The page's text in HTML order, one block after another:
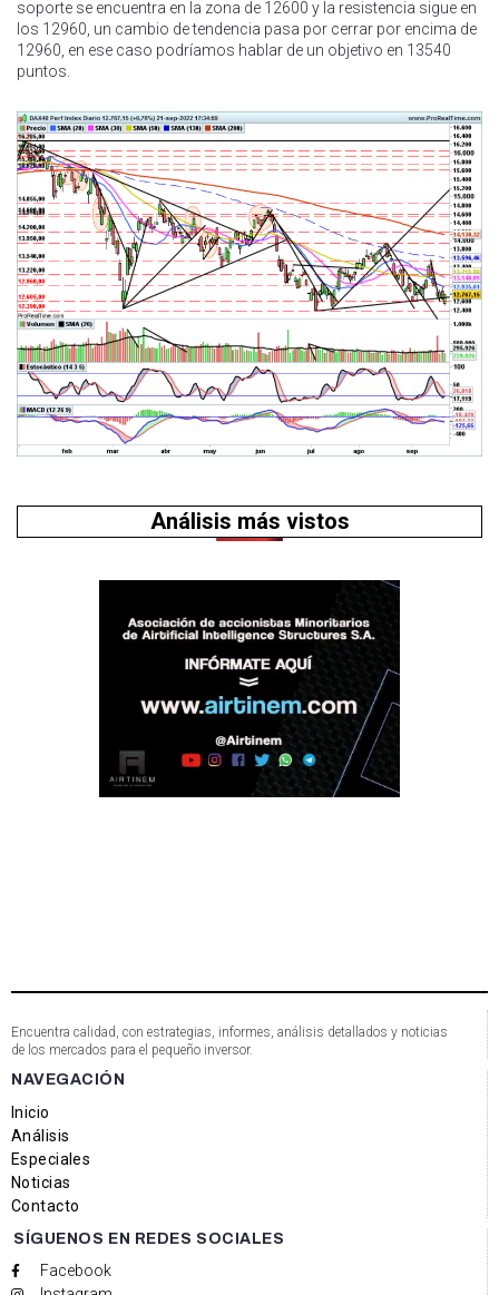
soporte se encuentra en la zona de 12600 y la resistencia sigue en
los 12960, un cambio de tendencia pasa por cerrar por encima de
12960, en ese caso podríamos hablar de un objetivo en 13540
puntos.
Análisis más vistos
Encuentra calidad, con estrategias, informes, análisis detallados y noticias
de los mercados para el pequeño inversor.
NAVEGACIÓN
Inicio
Análisis
Especiales
Noticias
Contacto
SÍGUENOS EN REDES SOCIALES
Facebook